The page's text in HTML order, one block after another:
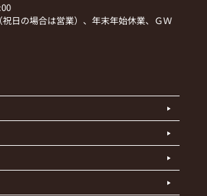
日の場合は営業）、年末年始休業、ＧＷ